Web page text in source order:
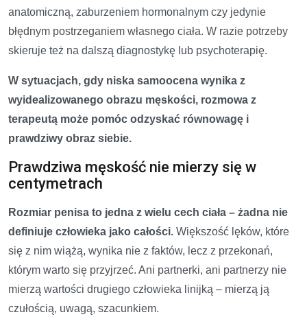
anatomiczną, zaburzeniem hormonalnym czy jedynie
błędnym postrzeganiem własnego ciała. W razie potrzeby
skieruje też na dalszą diagnostykę lub psychoterapię.
W sytuacjach, gdy niska samoocena wynika z
wyidealizowanego obrazu męskości, rozmowa z
terapeutą może pomóc odzyskać równowagę i
prawdziwy obraz siebie.
Prawdziwa męskość nie mierzy się w
centymetrach
Rozmiar penisa to jedna z wielu cech ciała – żadna nie
definiuje człowieka jako całości. Większość lęków, które
się z nim wiążą, wynika nie z faktów, lecz z przekonań,
którym warto się przyjrzeć. Ani partnerki, ani partnerzy nie
mierzą wartości drugiego człowieka linijką – mierzą ją
czułością, uwagą, szacunkiem.